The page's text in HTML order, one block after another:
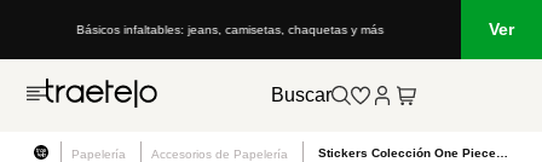
Básicos infaltables: jeans, camisetas, chaquetas y más Ver
Buscar
Papelería Accesorios de Papelería